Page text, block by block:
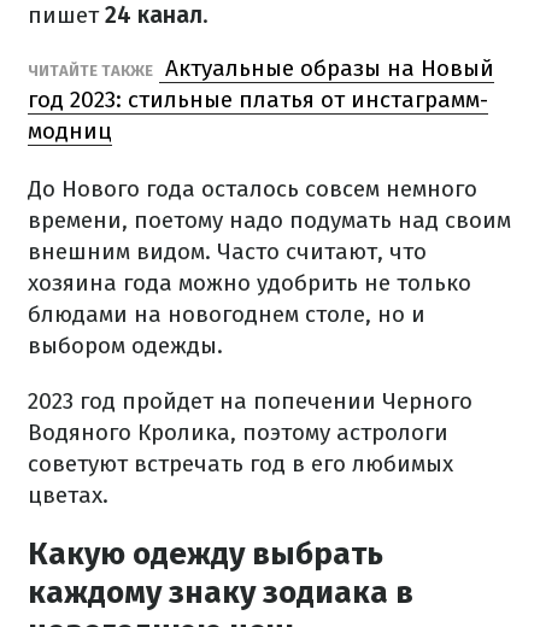
пишет24 канал.
ЧИТАЙТЕ ТАКЖЕ
Актуальные образы на Новый
год 2023: стильные платья от инстаграмм-
модниц
До Нового года осталось совсем немного
времени, поетому надо подумать над своим
внешним видом. Часто считают, что
хозяина года можно удобрить не только
блюдами на новогоднем столе, но и
выбором одежды.
2023 год пройдет на попечении Черного
Водяного Кролика, поэтому астрологи
советуют встречать год в его любимых
цветах.
Какую одежду выбрать
каждому знаку зодиака в